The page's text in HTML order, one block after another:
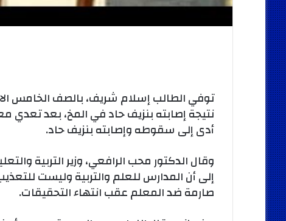
توفي الطالب إسلام شريف، بالصف الخامس
نتيجة إصابته بنزيف حاد في المخ، بعد تعدي
أدى إلى سقوطه وإصابته بنزيف حاد.
وقال الدكتور محب الرافعي، وزير التربية
إلى أن المدارس للعلم والتربية وليست
صارمة ضد المعلم عقب انتهاء التحقيقات.